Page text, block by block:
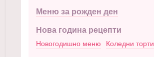
Меню за рожден ден
Нова година рецепти
Новогодишно меню Коледни торти